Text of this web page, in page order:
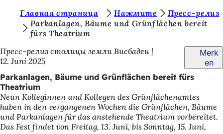
Inhalt anspringen
e
b
e
f
i
n
Главная страница Нажмите
Пресс-релиз
Parkanlagen, Bäume und Grünflächen bereit
fürs Theatrium
Пресс-релиз столицы земли Висбаден
12. Juni 2025
Merk
en
Parkanlagen, Bäume und Grünflächen bereit fürs
Theatrium
Neun Kolleginnen und Kollegen des Grünflächenamtes
haben in den vergangenen Wochen die Grünflächen, Bäume
und Parkanlagen für das anstehende Theatrium vorbereitet.
Das Fest findet von Freitag, 13. Juni, bis Sonntag, 15. Juni,